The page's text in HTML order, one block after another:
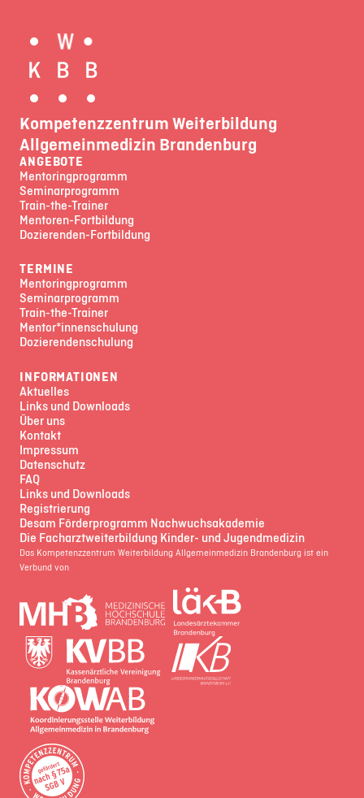
Kompetenzzentrum Weiterbildung
Allgemeinmedizin Brandenburg
ANGEBOTE
Mentoringprogramm
Seminarprogramm
Train-the-Trainer
Mentoren-Fortbildung
Dozierenden-Fortbildung
TERMINE
Mentoringprogramm
Seminarprogramm
Train-the-Trainer
Mentor*innenschulung
Dozierendenschulung
INFORMATIONEN
Aktuelles
Links und Downloads
Über uns
Kontakt
Impressum
Datenschutz
FAQ
Links und Downloads
Registrierung
Desam Förderprogramm Nachwuchsakademie
Die Facharztweiterbildung Kinder- und Jugendmedizin
Das Kompetenzzentrum Weiterbildung Allgemeinmedizin Brandenburg ist ein
Verbund von